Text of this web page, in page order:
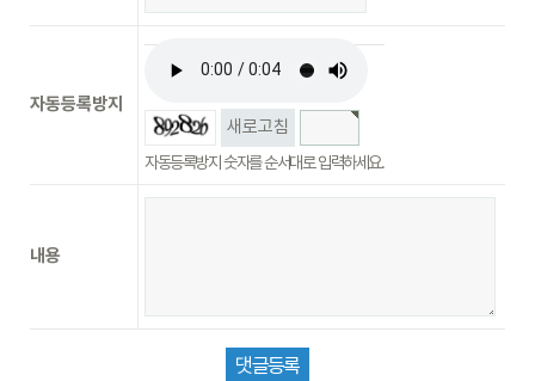
자동등록방지
새로고침
자동등록방지 숫자를 순서대로 입력하세요.
내용